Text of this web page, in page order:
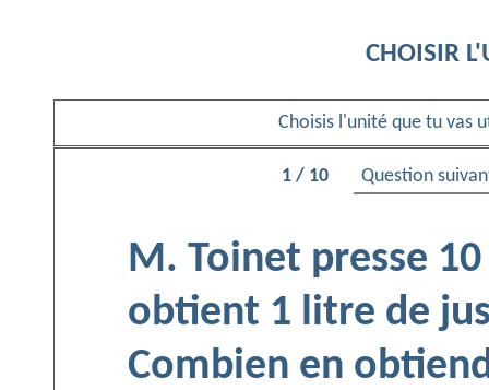
CHOISIR
Choisis l'unité que tu vas
1 / 10 Question
M. Toinet presse
obtient 1 litre de
Combien en